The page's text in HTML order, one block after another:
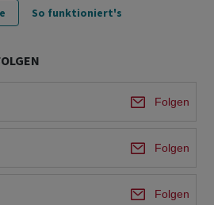
So funktioniert's
Folgen
Folgen
Folgen